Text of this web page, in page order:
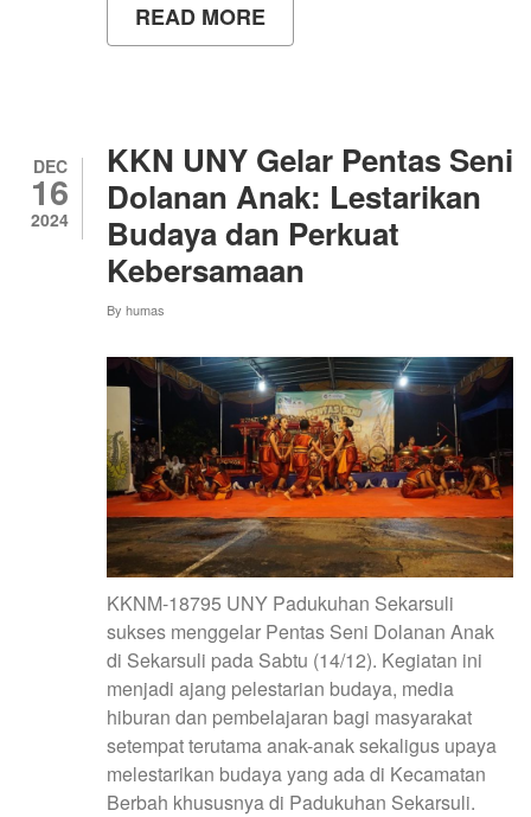
READ MORE
PELATIHAN
KEUANGAN
SEJAK
DINI
DEC
16
2024
KKN UNY Gelar Pentas Seni
Dolanan Anak: Lestarikan
Budaya dan Perkuat
Kebersamaan
By humas
KKNM-18795 UNY Padukuhan Sekarsuli
sukses menggelar Pentas Seni Dolanan Anak
di Sekarsuli pada Sabtu (14/12). Kegiatan ini
menjadi ajang pelestarian budaya, media
hiburan dan pembelajaran bagi masyarakat
setempat terutama anak-anak sekaligus upaya
melestarikan budaya yang ada di Kecamatan
Berbah khususnya di Padukuhan Sekarsuli.